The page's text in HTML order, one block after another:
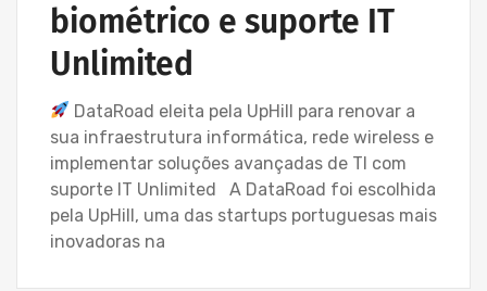
biométrico e suporte IT
Unlimited
DataRoad eleita pela UpHill para renovar a
sua infraestrutura informática, rede wireless e
implementar soluções avançadas de TI com
suporte IT Unlimited A DataRoad foi escolhida
pela UpHill, uma das startups portuguesas mais
inovadoras na